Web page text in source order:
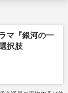
マ『銀河の一
択肢